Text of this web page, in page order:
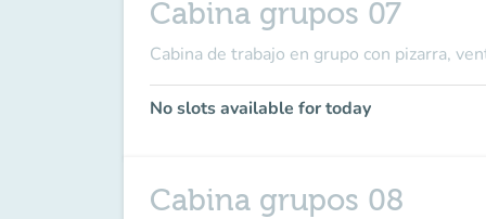
Cabina grupos 07
Cabina de trabajo en grupo con pizarra,
No slots available for today
Cabina grupos 08